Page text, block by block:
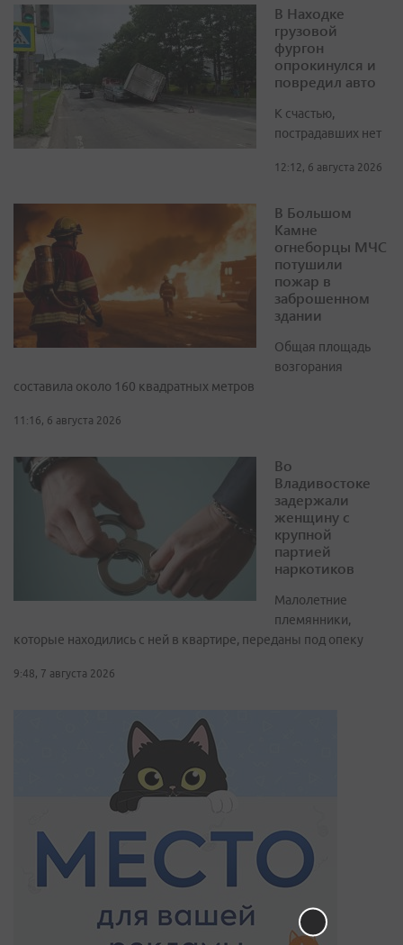
В Находке
грузовой
фургон
опрокинулся и
повредил авто
К счастью,
пострадавших нет
12:12, 6 августа 2026
В Большом
Камне
огнеборцы МЧС
потушили
пожар в
заброшенном
здании
Общая площадь
возгорания
составила около 160 квадратных метров
11:16, 6 августа 2026
Во
Владивостоке
задержали
женщину с
крупной
партией
наркотиков
Малолетние
племянники,
которые находились с ней в квартире, переданы под опеку
9:48, 7 августа 2026